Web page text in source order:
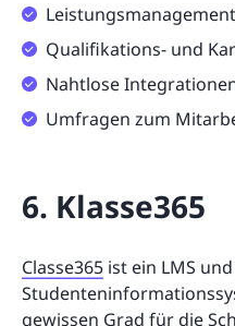
Leistungsmanagement
Qualifikations- und
Nahtlose
Umfragen zum
6. Klasse365
Classe365 ist ein LMS
gewissen Grad für die